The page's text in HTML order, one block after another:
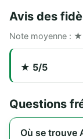
Avis des
Note moyenne : ★
★ 5/5
Questions
Où se trouve